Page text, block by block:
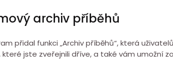
archiv příběhů
přidal funkci „Archiv příběhů“, která
jste zveřejnili dříve, a také vám umožní